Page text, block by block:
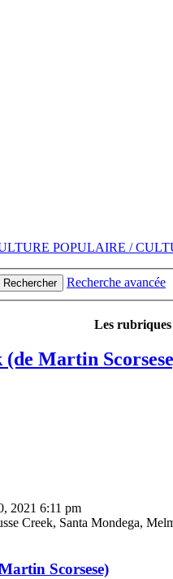
POPULAIRE /
Rechercher Recherche avancée
Les rubriques
Martin
2021 6:11 pm
Creek, Santa Mondega,
Scorsese)